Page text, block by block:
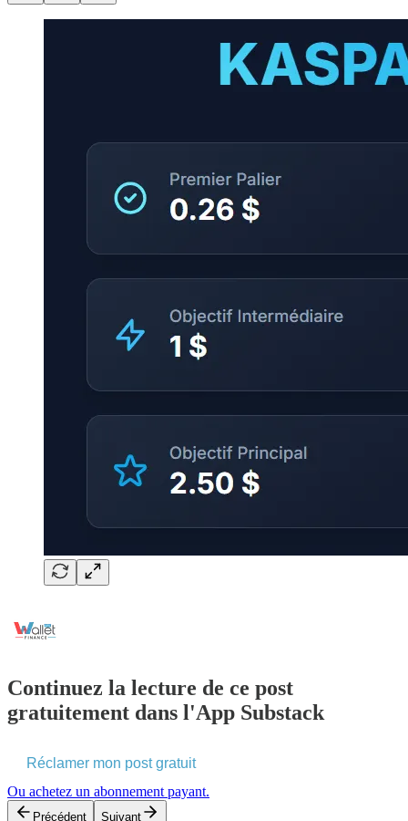
Continuez la lecture de ce post
gratuitement dans l'App Substack
Réclamer mon post gratuit
Ou achetez un abonnement payant.
Précédent Suivant